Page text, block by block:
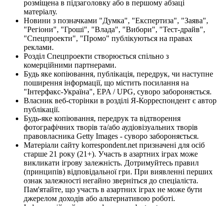
розміщена в підзаголовку або в першому абзаці
матеріалу.
Новини з позначками "Думка", "Експертиза", "Заява",
"Регіони", "Гроші", "Влада", "Вибори", "Тест-драйв",
"Спецпроекти", "Промо" публікуються на правах
реклами.
Розділ Спецпроекти створюється спільно з
комерційними партнерами.
Будь яке копіювання, публікація, передрук, чи наступне
поширення інформації, що містить посилання на
"Інтерфакс-Україна", EPA / UPG, суворо забороняється.
Власник веб-сторінки в розділі Я-Корреспондент є автор
публікації.
Будь-яке копіювання, передрук та відтворення
фотографічних творів та/або аудіовізуальних творів
правовласника Getty Images - суворо забороняється.
Матеріали сайту korrespondent.net призначені для осіб
старше 21 року (21+). Участь в азартних іграх може
викликати ігрову залежність. Дотримуйтесь правил
(принципів) відповідальної гри. При виявленні перших
ознак залежності негайно зверніться до спеціаліста.
Пам'ятайте, що участь в азартних іграх не може бути
джерелом доходів або альтернативою роботі.